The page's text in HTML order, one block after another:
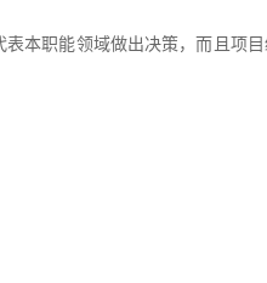
本职能领域做出决策，而且项目